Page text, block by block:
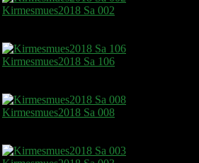
Kirmesmues2018 Sa 002
Kirmesmues2018 Sa 106
Kirmesmues2018 Sa 008